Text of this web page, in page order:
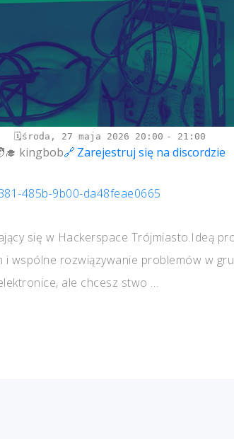
środa, 27 maja 2026 20:00 21:00
kingbob Zarejestruj się na discordzie
485b-9b00-da48feae0665
się w Hackerspace Trójmiasto.Ideą
wspólne rozwiązywanie problemów w
ale chcesz stwo …